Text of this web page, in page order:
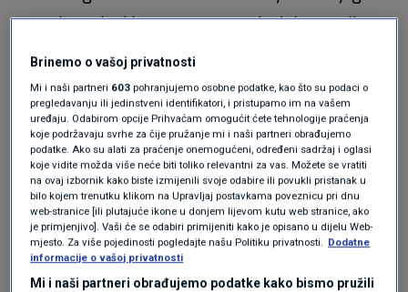
ostanite mirni i sustavno pregledajte vozilo.
Provjerite stražnja vrata. Provjerite gepek.
Pogledajte jesu li svi prozori potpuno zatvoreni
ili je možda jedan ostao neznatno odškrinut.
Zvuči banalno, ali velik broj vozača u takvim
trenucima odmah posegne za telefonom, a da
nije ni obišao vlastito vozilo. Ponekad je
rješenje doslovno na dohvat ruke, samo ga
treba potražiti na mirnoj glavi.
Brinemo o vašoj privatnosti
Mi i naši partneri 603 pohranjujemo osobne podatke, kao što su podaci o
pregledavanju ili jedinstveni identifikatori, i pristupamo im na vašem
uređaju. Odabirom opcije Prihvaćam omogućit ćete tehnologije praćenja
koje podržavaju svrhe za čije pružanje mi i naši partneri obrađujemo
podatke. Ako su alati za praćenje onemogućeni, određeni sadržaj i oglasi
koje vidite možda više neće biti toliko relevantni za vas. Možete se vratiti
na ovaj izbornik kako biste izmijenili svoje odabire ili povukli pristanak u
bilo kojem trenutku klikom na Upravljaj postavkama poveznicu pri dnu
web-stranice [ili plutajuće ikone u donjem lijevom kutu web stranice, ako
je primjenjivo]. Vaši će se odabiri primijeniti kako je opisano u dijelu Web-
mjesto. Za više pojedinosti pogledajte našu Politiku privatnosti. Dodatne
informacije o vašoj privatnosti
Mi i naši partneri obrađujemo podatke kako bismo pružili